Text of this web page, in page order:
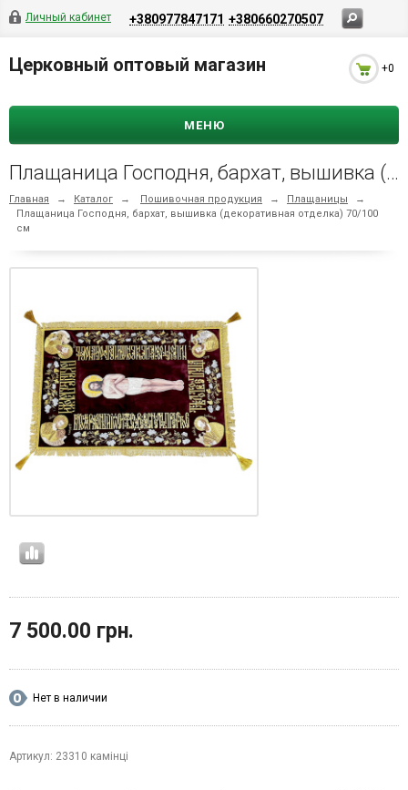
Личный кабинет +380977847171 +380660270507
Церковный оптовый магазин +0
МЕНЮ
Плащаница Господня, бархат, вышивка (декоративная отделка) 70/100 см
Главная → Каталог → Пошивочная продукция → Плащаницы
→
Плащаница Господня, бархат, вышивка (декоративная отделка) 70/100
см
7 500.00 грн.
Нет в наличии
Артикул: 23310 камінці